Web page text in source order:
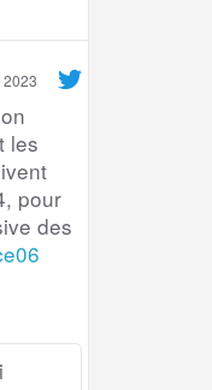
2023
les
pour
des